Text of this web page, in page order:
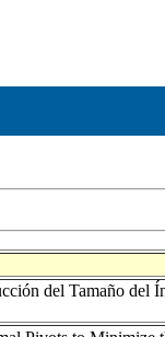
del Tamaño del